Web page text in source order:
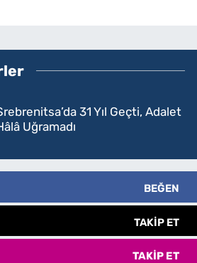
31 Yıl Geçti, Adalet
Uğramadı
BEĞEN
TAKIP ET
TAKIP ET